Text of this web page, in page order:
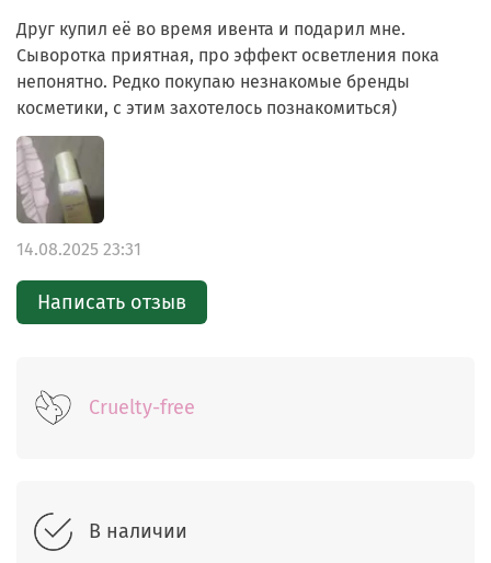
Для усиленного эффекта используйте как
увлажняющую маску: нанесите на ватный диск и
оставьте на коже 1–2 раза в неделю.
Друг купил её во время ивента и подарил мне.
Сыворотка приятная, про эффект осветления пока
непонятно. Редко покупаю незнакомые бренды
косметики, с этим захотелось познакомиться)
14.08.2025 23:31
Написать отзыв
Cruelty-free
В наличии